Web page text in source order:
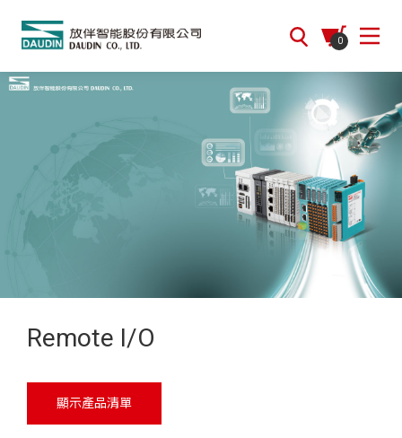
0
Remote I/O
顯示產品清單